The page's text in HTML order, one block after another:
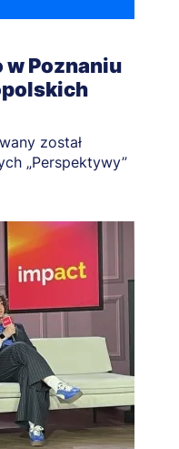
Poznaniu
został
„Perspektywy”